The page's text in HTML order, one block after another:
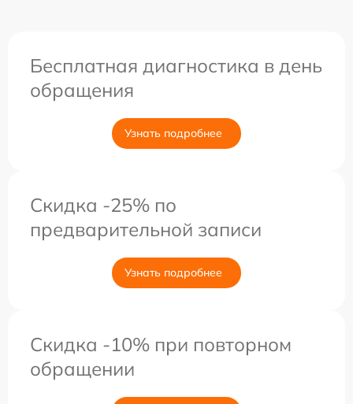
Бесплатная диагностика в день
обращения
Узнать подробнее
Скидка -25% по
предварительной записи
Узнать подробнее
Скидка -10% при повторном
обращении